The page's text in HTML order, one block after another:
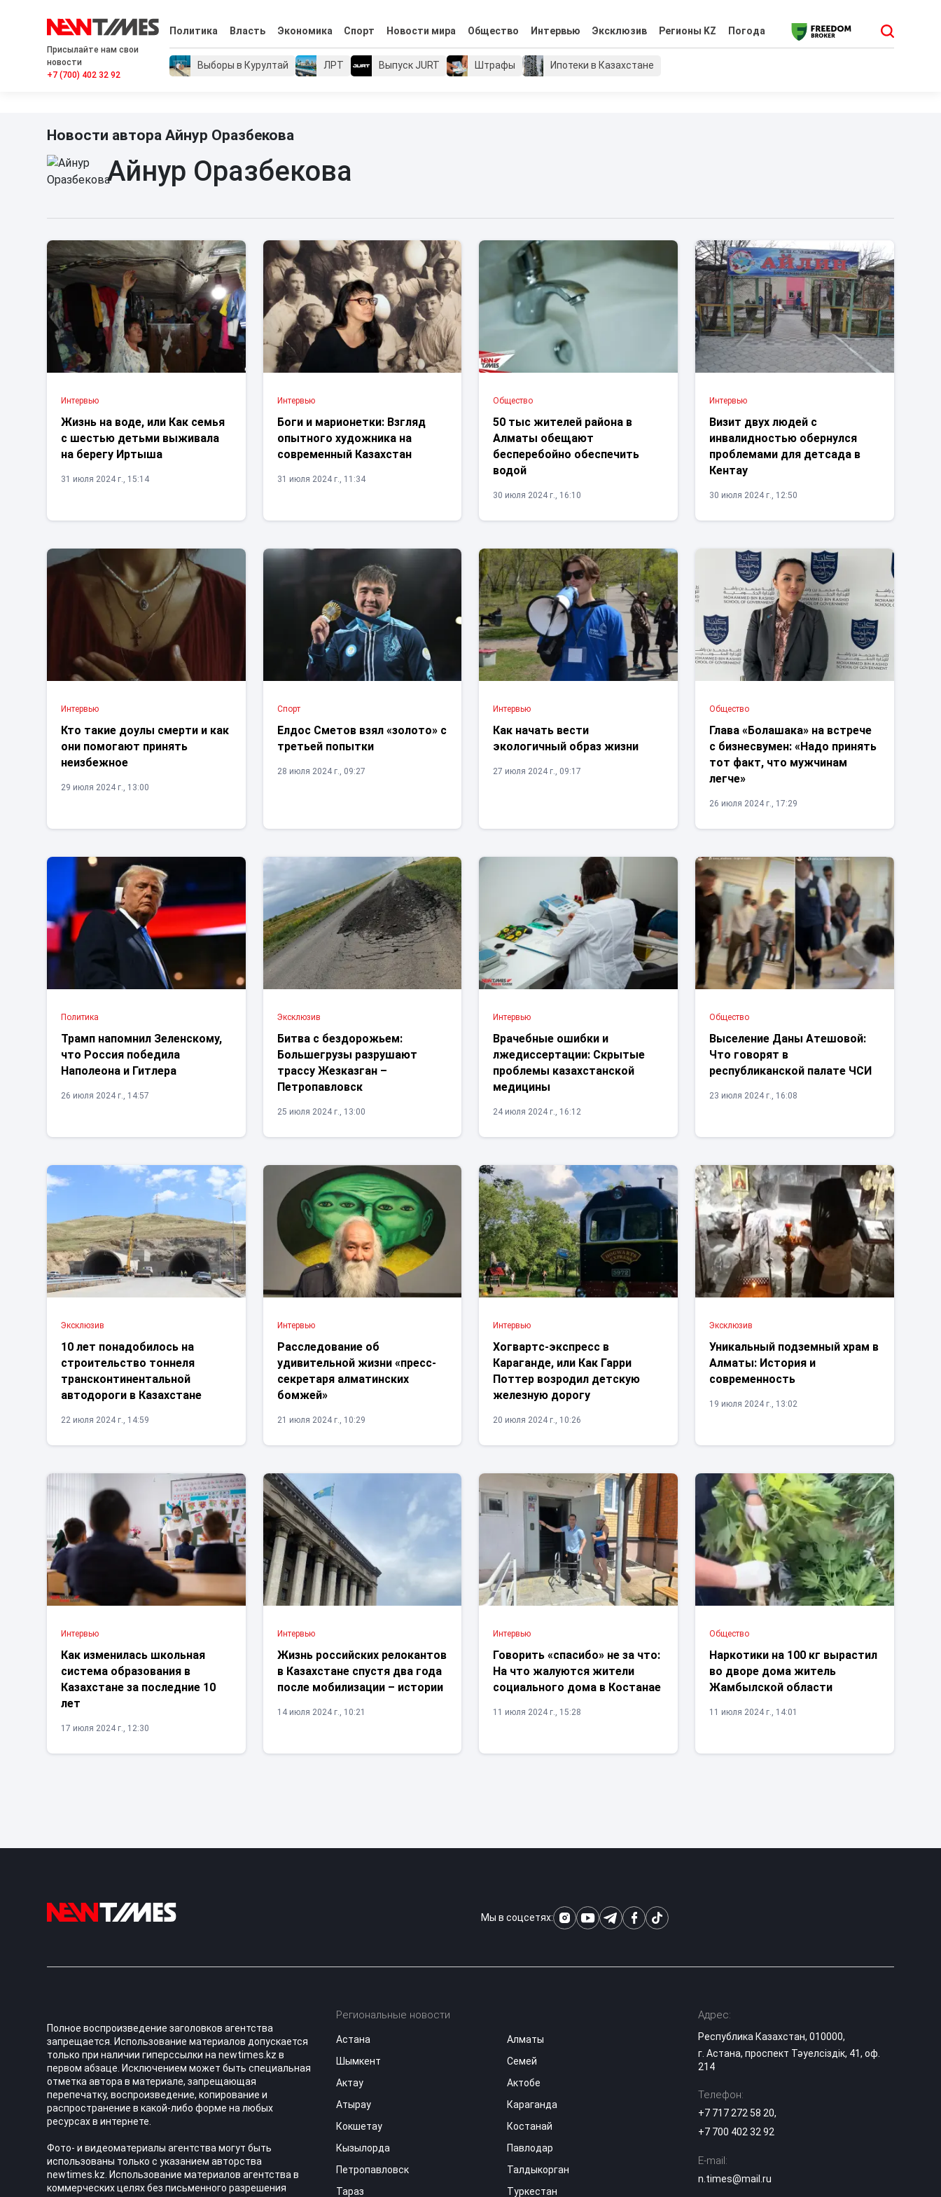
Присылайте нам свои
новости
+7 (700) 402 32 92
Политика Власть Экономика Спорт Новости мира Общество Интервью Эксклюзив Регионы KZ Погода
Выборы в Курултай ЛРТ Выпуск JURT Штрафы Ипотеки в Казахстане
Новости автора Айнур Оразбекова
Айнур Оразбекова
Интервью
Жизнь на воде, или Как семья
с шестью детьми выживала
на берегу Иртыша
31 июля 2024 г., 15:14
Интервью
Боги и марионетки: Взгляд
опытного художника на
современный Казахстан
31 июля 2024 г., 11:34
Общество
50 тыс жителей района в
Алматы обещают
бесперебойно обеспечить
водой
30 июля 2024 г., 16:10
Интервью
Визит двух людей с
инвалидностью обернулся
проблемами для детсада в
Кентау
30 июля 2024 г., 12:50
Интервью
Кто такие доулы смерти и как
они помогают принять
неизбежное
29 июля 2024 г., 13:00
Спорт
Елдос Сметов взял «золото» с
третьей попытки
28 июля 2024 г., 09:27
Интервью
Как начать вести
экологичный образ жизни
27 июля 2024 г., 09:17
Общество
Глава «Болашака» на встрече
с бизнесвумен: «Надо принять
тот факт, что мужчинам
легче»
26 июля 2024 г., 17:29
Политика
Трамп напомнил Зеленскому,
что Россия победила
Наполеона и Гитлера
26 июля 2024 г., 14:57
Эксклюзив
Битва с бездорожьем:
Большегрузы разрушают
трассу Жезказган –
Петропавловск
25 июля 2024 г., 13:00
Интервью
Врачебные ошибки и
лжедиссертации: Скрытые
проблемы казахстанской
медицины
24 июля 2024 г., 16:12
Общество
Выселение Даны Атешовой:
Что говорят в
республиканской палате ЧСИ
23 июля 2024 г., 16:08
Эксклюзив
10 лет понадобилось на
строительство тоннеля
трансконтинентальной
автодороги в Казахстане
22 июля 2024 г., 14:59
Интервью
Расследование об
удивительной жизни «пресс-
секретаря алматинских
бомжей»
21 июля 2024 г., 10:29
Интервью
Хогвартс-экспресс в
Караганде, или Как Гарри
Поттер возродил детскую
железную дорогу
20 июля 2024 г., 10:26
Эксклюзив
Уникальный подземный храм в
Алматы: История и
современность
19 июля 2024 г., 13:02
Интервью
Как изменилась школьная
система образования в
Казахстане за последние 10
лет
17 июля 2024 г., 12:30
Интервью
Жизнь российских релокантов
в Казахстане спустя два года
после мобилизации – истории
14 июля 2024 г., 10:21
Интервью
Говорить «спасибо» не за что:
На что жалуются жители
социального дома в Костанае
11 июля 2024 г., 15:28
Общество
Наркотики на 100 кг вырастил
во дворе дома житель
Жамбылской области
11 июля 2024 г., 14:01
Мы в соцсетях:
Полное воспроизведение заголовков агентства
запрещается. Использование материалов допускается
только при наличии гиперссылки на newtimes.kz в
первом абзаце. Исключением может быть специальная
отметка автора в материале, запрещающая
перепечатку, воспроизведение, копирование и
распространение в какой-либо форме на любых
ресурсах в интернете.
Фото- и видеоматериалы агентства могут быть
использованы только с указанием авторства
newtimes.kz. Использование материалов агентства в
коммерческих целях без письменного разрешения
Региональные новости
Астана
Алматы
Шымкент
Семей
Актау
Актобе
Атырау
Караганда
Кокшетау
Костанай
Кызылорда
Павлодар
Петропавловск
Талдыкорган
Тараз
Туркестан
Адрес:
Республика Казахстан, 010000,
г. Астана, проспект Тәуелсіздік, 41, оф.
214
Телефон:
+7 717 272 58 20,
+7 700 402 32 92
E-mail:
n.times@mail.ru